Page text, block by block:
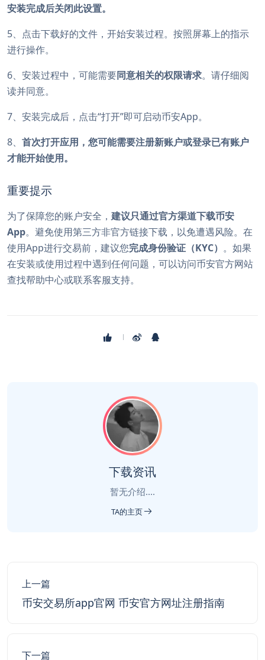
安装完成后关闭此设置。
5、点击下载好的文件，开始安装过程。按照屏幕上的指示
进行操作。
6、安装过程中，可能需要同意相关的权限请求。请仔细阅
读并同意。
7、安装完成后，点击“打开”即可启动币安App。
8、 首次打开应用，您可能需要注册新账户或登录已有账户
才能开始使用。
重要提示
为了保障您的账户安全， 建议只通过官方渠道下载币安
App。避免使用第三方非官方链接下载，以免遭遇风险。在
使用App进行交易前，建议您完成身份验证（KYC） 。如果
在安装或使用过程中遇到任何问题，可以访问币安官方网站
查找帮助中心或联系客服支持。
下载资讯
暂无介绍....
TA的主页
上一篇
币安交易所app官网 币安官方网址注册指南
下一篇